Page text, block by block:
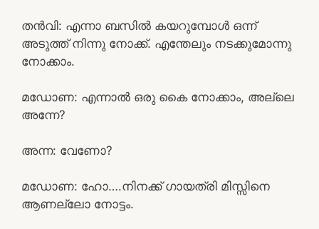
തൻവി: എന്നാ ബസിൽ കയറുമ്പോൾ ഒന്ന്
അടുത്ത് നിന്നു നോക്ക്. എന്തേലും നടക്കുമോന്നു
നോക്കാം.
മഡോണ: എന്നാൽ ഒരു കൈ നോക്കാം, അല്ലെ
അന്നേ?
അന്ന: വേണോ?
മഡോണ: ഹോ….നിനക്ക് ഗായത്രി മിസ്സിനെ
ആണല്ലോ നോട്ടം.